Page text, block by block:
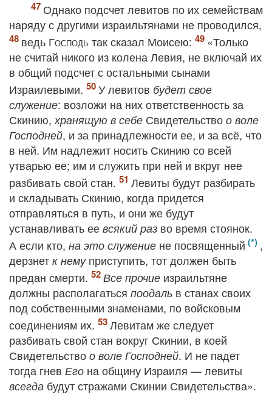
Однако подсчет левитов по их семействам
наряду с другими израильтянами не проводился,
ведь Господь так сказал Моисею:
«Только
не считай никого из колена Левия, не включай их
в общий подсчет с остальными сынами
Израилевыми.
У левитов будет свое
служение: возложи на них ответственность за
Скинию, хранящую в себе Свидетельство о воле
Господней, и за принадлежности ее, и за всё, что
в ней. Им надлежит носить Скинию со всей
утварью ее; им и служить при ней и вкруг нее
разбивать свой стан.
Левиты будут разбирать
и складывать Скинию, когда придется
отправляться в путь, и они же будут
устанавливать ее всякий раз во время стоянок.
А если кто, на это служение не посвященный
,
дерзнет к немуприступить, тот должен быть
предан смерти.
Все прочие израильтяне
должны располагаться поодаль в станах своих
под собственными знаменами, по войсковым
соединениям их.
Левитам же следует
разбивать свой стан вокруг Скинии, в коей
Свидетельство о воле Господней. И не падет
тогда гнев Его на общину Израиля — левиты
всегда будут стражами Скинии Свидетельства».